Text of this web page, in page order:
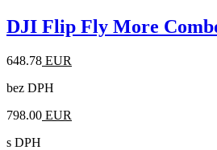
DJI Flip Fly More
648.78 EUR
bez DPH
798.00 EUR
s DPH